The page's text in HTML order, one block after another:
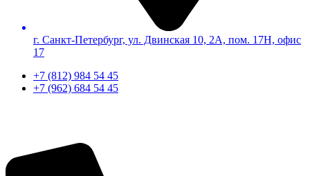
г. Санкт-Петербург, ул. Двинская 10, 2А, пом. 17Н, офис
17
+7 (812) 984 54 45
+7 (962) 684 54 45